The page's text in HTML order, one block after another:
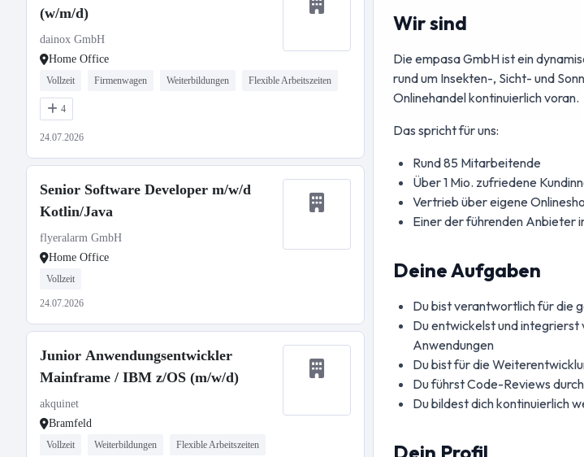
(w/m/d)
dainox GmbH
Home Office
Vollzeit Firmenwagen Weiterbildungen Flexible Arbeitszeiten
4
24.07.2026
Senior Software Developer m/w/d
Kotlin/Java
flyeralarm GmbH
Home Office
Vollzeit
24.07.2026
Junior Anwendungsentwickler
Mainframe / IBM z/OS (m/w/d)
akquinet
Bramfeld
Vollzeit Weiterbildungen Flexible Arbeitszeiten